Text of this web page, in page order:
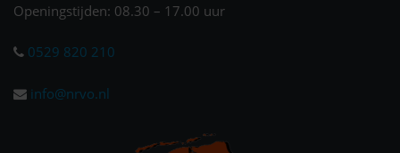
Openingstijden: 08.30 – 17.00 uur
0529 820 210
info@nrvo.nl